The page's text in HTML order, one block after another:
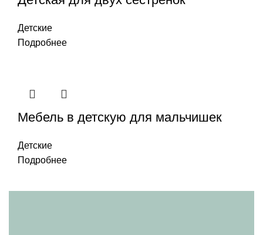
Детские
Подробнее
Мебель в детскую для мальчишек
Детские
Подробнее